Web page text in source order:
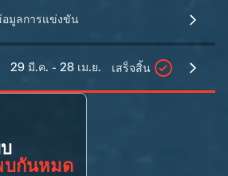
มูลการแข่งขัน
29 มี.ค. - 28 เม.ย. เสร็จสิ้น
บกันหมด